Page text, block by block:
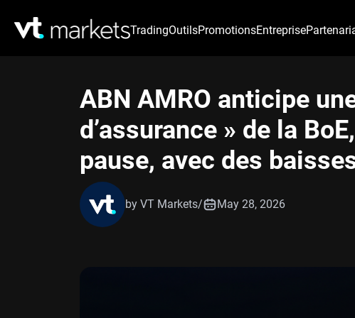
TradingOutilsPromotionsEntreprise
ABN AMRO anticipe
d’assurance » de la
pause, avec des
by VT Markets/ May 28, 2026